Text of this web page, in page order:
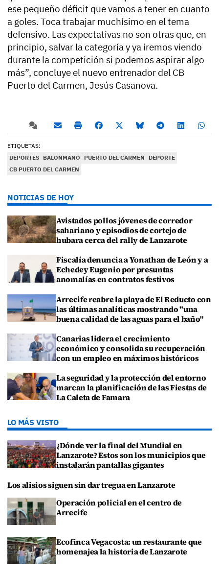
ese pequeño déficit que vamos a tener en cuanto
a goles. Toca trabajar muchísimo en el tema
defensivo. Las expectativas no son otras que, en
principio, salvar la categoría y ya iremos viendo
durante la competición si podemos aspirar algo
más”, concluye el nuevo entrenador del CB
Puerto del Carmen, Jesús Casanova.
ETIQUETAS:
DEPORTES BALONMANO PUERTO DEL CARMEN
DEPORTE
CB PUERTO DEL CARMEN
NOTICIAS DE HOY
Avistados pollos jóvenes de corredor
sahariano y episodios de cortejo de
hubara cerca del rally de Lanzarote
Fiscalía denuncia a Yonathan de León y a
Echedey Eugenio por presuntas
anomalías en contratos festivos
Arrecife reabre la playa de El Reducto con
las últimas analíticas mostrando "una
buena calidad de las aguas para el baño"
Canarias lidera el crecimiento
económico y consolida su recuperación
con un empleo en máximos históricos
La seguridad y la protección del entorno
marcan la planificación de las Fiestas de
La Caleta de Famara
LO MÁS VISTO
¿Dónde ver la final del Mundial en
Lanzarote? Estos son los municipios que
instalarán pantallas gigantes
Los alisios siguen sin dar tregua en Lanzarote
Operación policial en el centro de
Arrecife
Ecofinca Vegacosta: un restaurante que
homenajea la historia de Lanzarote